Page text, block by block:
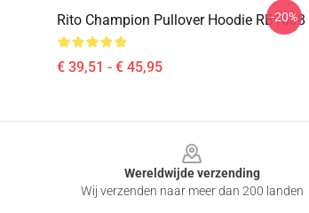
Rito Champion Pullover Hoodie RB1608
€ 39,51 - € 45,95
-20%
Wereldwijde verzending
Wij verzenden naar meer dan 200 landen